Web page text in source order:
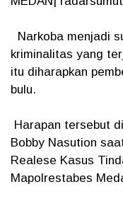
Narkoba menjadi
kriminalitas yang
itu diharapkan
bulu.
Harapan tersebut
Bobby Nasution
Realese Kasus
Mapolrestabes